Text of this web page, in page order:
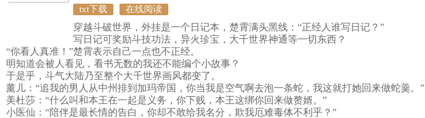
txt下载 在线阅读
穿越斗破世界，外挂是一个日记本，楚霄满头黑线：“正经人谁写日记？”
写日记可奖励斗技功法，异火珍宝，大千世界神通等一切东西？
“你看人真准！”楚霄表示自己一点也不正经。
明知道会被人看见，看书无数的我还不能编个小故事？
于是乎，斗气大陆乃至整个大千世界画风都变了。
薰儿：“追我的男人从中州排到加玛帝国，你当我是空气啊去泡一条蛇，我这就打她回来做蛇羹。”
美杜莎：“什么叫和本王在一起是义务，你下贱，本王这绑你回来做赘婿。”
小医仙：“陪伴是最长情的告白，你却不敢给我名分，欺我厄难毒体不利乎？”